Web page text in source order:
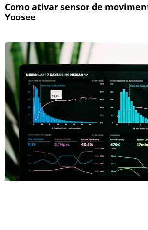
Como ativar sensor de
Yoosee